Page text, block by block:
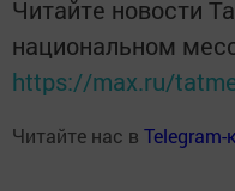
Читайте новости
национальном
https://max.ru/
Читайте нас в Telegram-